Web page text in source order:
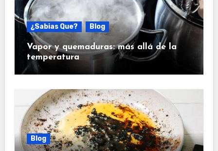
¿Sabias Que? Blog
Vapor y quemaduras: más allá de la
temperatura
Blog